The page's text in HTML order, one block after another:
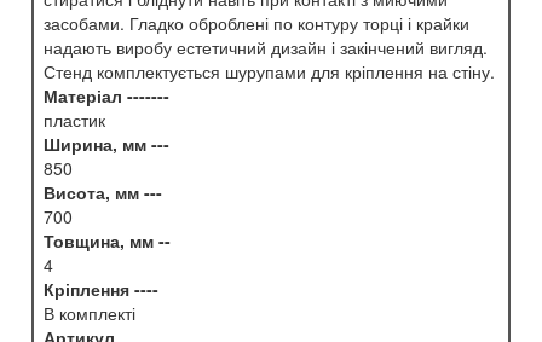
засобами. Гладко оброблені по контуру торці і крайки
надають виробу естетичний дизайн і закінчений вигляд.
Стенд комплектується шурупами для кріплення на стіну.
Матеріал -------
пластик
Ширина, мм ---
850
Висота, мм ---
700
Товщина, мм --
4
Кріплення ----
В комплекті
Артикул